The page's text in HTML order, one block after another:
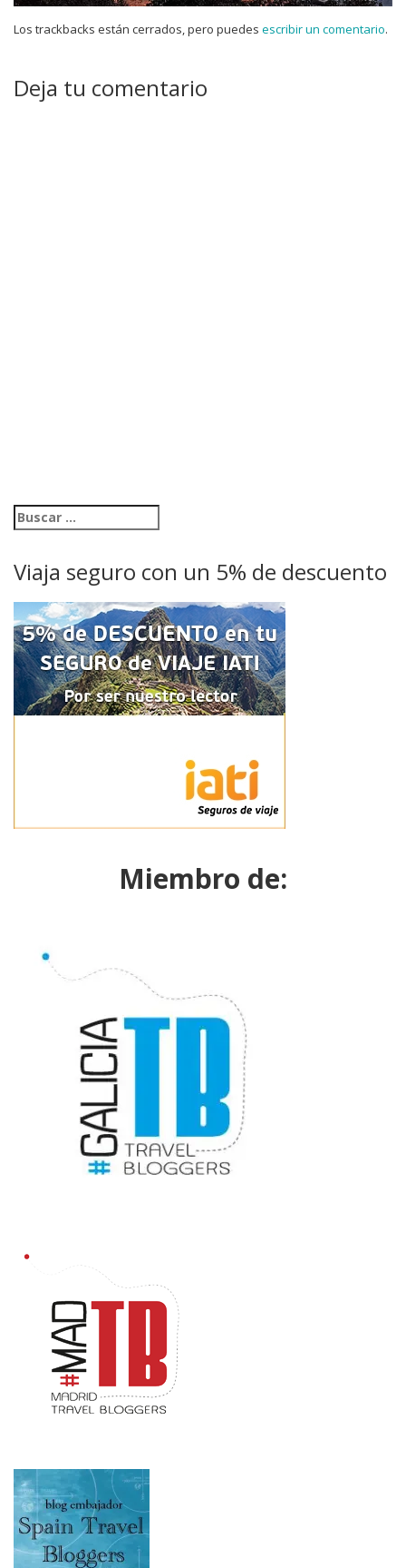
Los trackbacks están cerrados, pero puedes escribir un comentario.
Deja tu comentario
Viaja seguro con un 5% de descuento
Miembro de: